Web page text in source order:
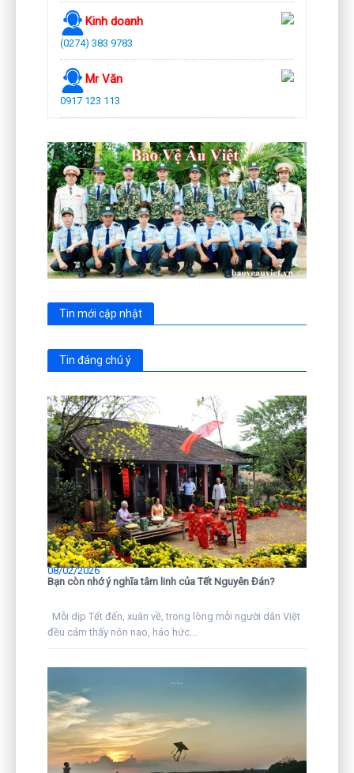
Kinh doanh
(0274) 383 9783
Mr Văn
0917 123 113
Tin mới cập nhật
Tin đáng chú ý
Bạn còn nhớ ý nghĩa tâm linh của Tết Nguyên Đán?
08/02/2026
Mỗi dịp Tết đến, xuân về, trong lòng mỗi người dân Việt
đều cảm thấy nôn nao, háo hức...